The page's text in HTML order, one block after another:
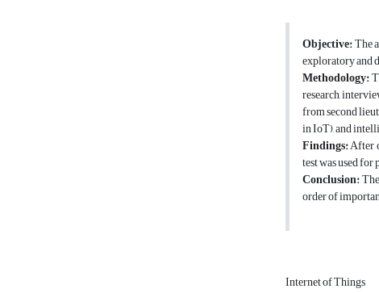
Objective:The
exploratory and
Methodology:
research,
from second
in IoT), and
Findings:After
test was used
Conclusion:
order of
Internet of Things